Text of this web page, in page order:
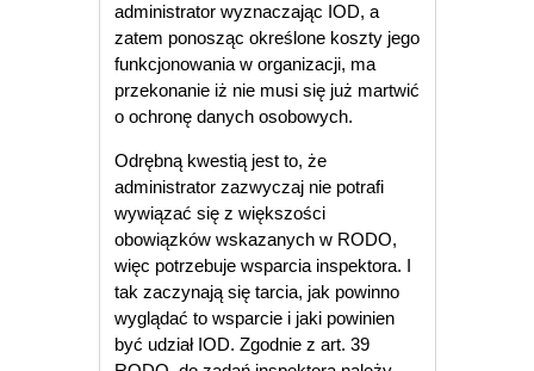
administrator wyznaczając IOD, a
zatem ponosząc określone koszty jego
funkcjonowania w organizacji, ma
przekonanie iż nie musi się już martwić
o ochronę danych osobowych.
Odrębną kwestią jest to, że
administrator zazwyczaj nie potrafi
wywiązać się z większości
obowiązków wskazanych w RODO,
więc potrzebuje wsparcia inspektora. I
tak zaczynają się tarcia, jak powinno
wyglądać to wsparcie i jaki powinien
być udział IOD. Zgodnie z art. 39